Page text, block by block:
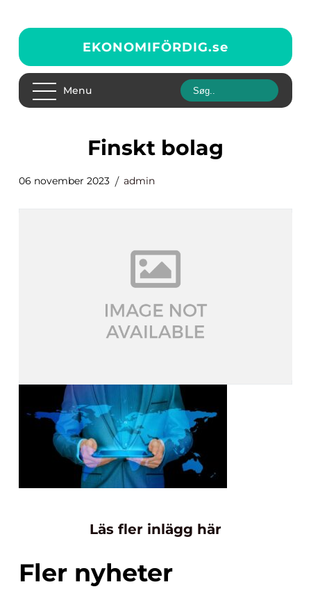
EKONOMIFÖRDIG.se
Menu
finskt bolag
06 november 2023 admin
Läs fler inlägg här
Fler nyheter